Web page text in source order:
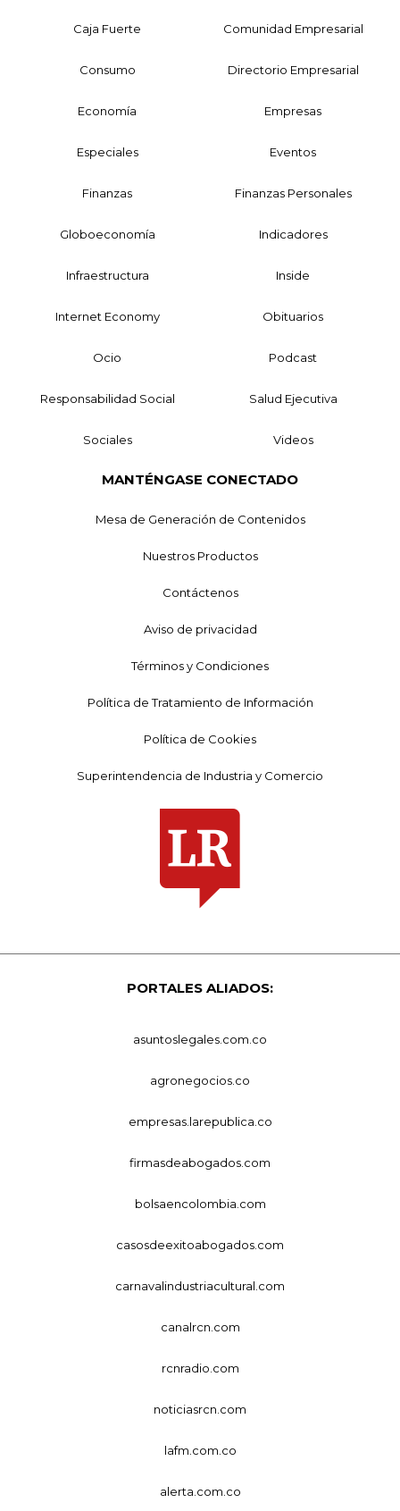
Caja Fuerte Comunidad Empresarial
Consumo Directorio Empresarial
Economía Empresas
Especiales Eventos
Finanzas Finanzas Personales
Globoeconomía Indicadores
Infraestructura Inside
Internet Economy Obituarios
Ocio Podcast
Responsabilidad Social Salud Ejecutiva
Sociales Videos
MANTÉNGASE CONECTADO
Mesa de Generación de Contenidos
Nuestros Productos
Contáctenos
Aviso de privacidad
Términos y Condiciones
Política de Tratamiento de Información
Política de Cookies
Superintendencia de Industria y Comercio
PORTALES ALIADOS:
asuntoslegales.com.co
agronegocios.co
empresas.larepublica.co
firmasdeabogados.com
bolsaencolombia.com
casosdeexitoabogados.com
carnavalindustriacultural.com
canalrcn.com
rcnradio.com
noticiasrcn.com
lafm.com.co
alerta.com.co